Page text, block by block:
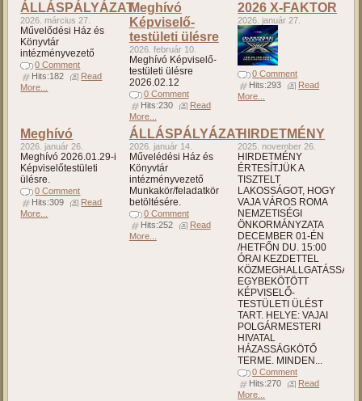
ÁLLÁSPÁLYÁZAT
2026. március 27.
Művelődési Ház és
Könyvtár
intézményvezető
0 Comment
Hits:182
Read
More...
Meghívó
Képviselő-
testületi ülésre
2026. február 10.
Meghívó Képviselő-
testületi ülésre
2026.02.12
0 Comment
Hits:230
Read
More...
2026 X-FAKTOR
2026. január 27.
0 Comment
Hits:293
Read
More...
Meghívó
2026. január 26.
Meghívó 2026.01.29-i
Képviselőtestületi
ülésre.
0 Comment
Hits:309
Read
More...
ÁLLÁSPÁLYÁZAT
2026. január 14.
Művelédési Ház és
Könyvtár
intézményvezető
Munkakör/feladatkör
betöltésére.
0 Comment
Hits:252
Read
More...
HIRDETMÉNY
2025. november 26.
HIRDETMÉNY
ÉRTESÍTJÜK A
TISZTELT
LAKOSSÁGOT, HOGY
VAJA VÁROS ROMA
NEMZETISÉGI
ÖNKORMÁNYZATA
DECEMBER 01-ÉN
/HETFŐN DU. 15:00
ÓRAI KEZDETTEL
KÖZMEGHALLGATÁSSAL
EGYBEKÖTÖTT
KÉPVISELŐ-
TESTÜLETI ÜLÉST
TART. HELYE: VAJAI
POLGÁRMESTERI
HIVATAL
HÁZASSÁGKÖTŐ
TERME. MINDEN...
0 Comment
Hits:270
Read
More...